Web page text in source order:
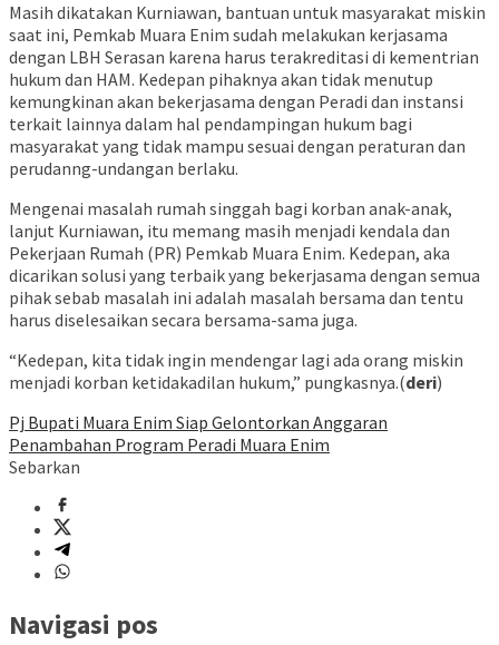
Masih dikatakan Kurniawan, bantuan untuk masyarakat miskin
saat ini, Pemkab Muara Enim sudah melakukan kerjasama
dengan LBH Serasan karena harus terakreditasi di kementrian
hukum dan HAM. Kedepan pihaknya akan tidak menutup
kemungkinan akan bekerjasama dengan Peradi dan instansi
terkait lainnya dalam hal pendampingan hukum bagi
masyarakat yang tidak mampu sesuai dengan peraturan dan
perudanng-undangan berlaku.
Mengenai masalah rumah singgah bagi korban anak-anak,
lanjut Kurniawan, itu memang masih menjadi kendala dan
Pekerjaan Rumah (PR) Pemkab Muara Enim. Kedepan, aka
dicarikan solusi yang terbaik yang bekerjasama dengan semua
pihak sebab masalah ini adalah masalah bersama dan tentu
harus diselesaikan secara bersama-sama juga.
“Kedepan, kita tidak ingin mendengar lagi ada orang miskin
menjadi korban ketidakadilan hukum,” pungkasnya.(deri)
Pj Bupati Muara Enim Siap Gelontorkan Anggaran
Penambahan Program Peradi Muara Enim
Sebarkan
Navigasi pos